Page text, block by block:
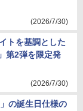
(2026/7/30)
トを基調とした
第2弾を限定発
(2026/7/30)
の誕生日仕様の